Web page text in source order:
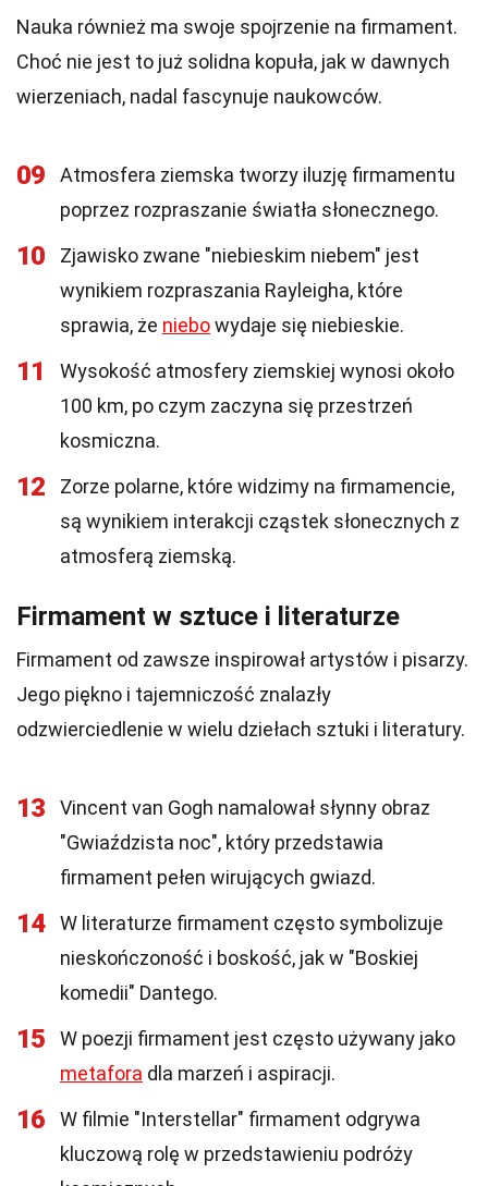
Nauka również ma swoje spojrzenie na firmament.
Choć nie jest to już solidna kopuła, jak w dawnych
wierzeniach, nadal fascynuje naukowców.
09
Atmosfera ziemska tworzy iluzję firmamentu
poprzez rozpraszanie światła słonecznego.
10
Zjawisko zwane "niebieskim niebem" jest
wynikiem rozpraszania Rayleigha, które
sprawia, że niebowydaje się niebieskie.
11
Wysokość atmosfery ziemskiej wynosi około
100 km, po czym zaczyna się przestrzeń
kosmiczna.
12
Zorze polarne, które widzimy na firmamencie,
są wynikiem interakcji cząstek słonecznych z
atmosferą ziemską.
Firmament w sztuce i literaturze
Firmament od zawsze inspirował artystów i pisarzy.
Jego piękno i tajemniczość znalazły
odzwierciedlenie w wielu dziełach sztuki i literatury.
13
Vincent van Gogh namalował słynny obraz
"Gwiaździsta noc", który przedstawia
firmament pełen wirujących gwiazd.
14
W literaturze firmament często symbolizuje
nieskończoność i boskość, jak w "Boskiej
komedii" Dantego.
15
W poezji firmament jest często używany jako
metafora dla marzeń i aspiracji.
16
W filmie "Interstellar" firmament odgrywa
kluczową rolę w przedstawieniu podróży